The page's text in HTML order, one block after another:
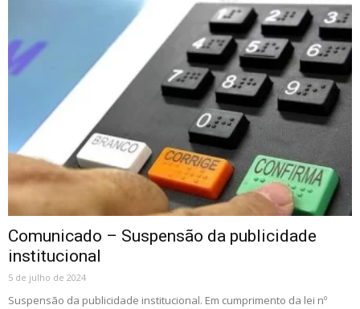
Comunicado – Suspensão da publicidade
institucional
5 de julho de 2024
Suspensão da publicidade institucional. Em cumprimento da lei nº